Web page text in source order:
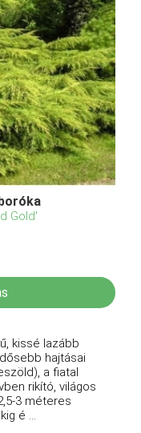
Gold'
kissé lazább
hajtásai
a fiatal
rikító, világos
3 méteres
é ...